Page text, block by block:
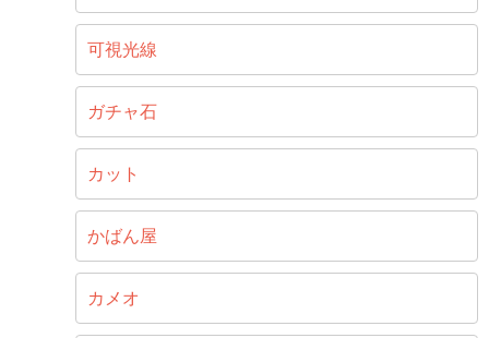
可視光線
ガチャ石
カット
かばん屋
カメオ